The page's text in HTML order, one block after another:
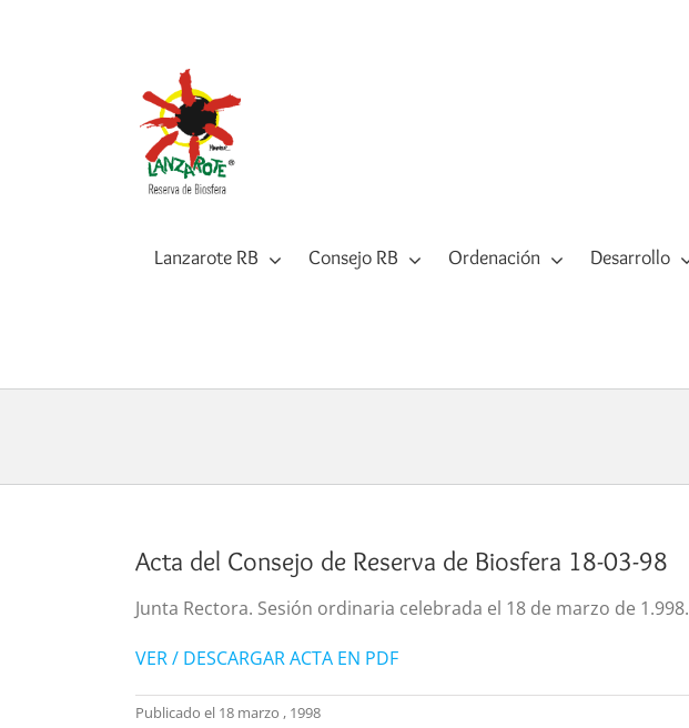
Lanzarote RB Consejo RB Ordenación Desarrollo
Acta del Consejo de Reserva de Biosfera 18-03-98
Junta Rectora. Sesión ordinaria celebrada el 18 de marzo de 1.998.
VER / DESCARGAR ACTA EN PDF
Publicado el 18 marzo , 1998